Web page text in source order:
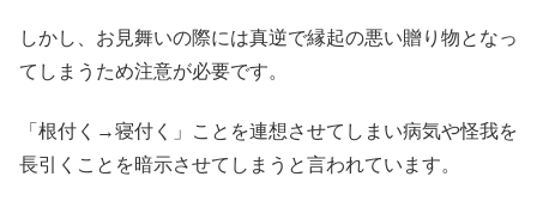
しかし、お見舞いの際には真逆で縁起の悪い贈り物となっ
てしまうため注意が必要です。
「根付く→寝付く」ことを連想させてしまい病気や怪我を
長引くことを暗示させてしまうと言われています。